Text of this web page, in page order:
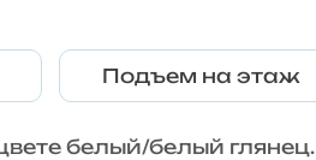
Подъем на этаж
белый/белый глянец.